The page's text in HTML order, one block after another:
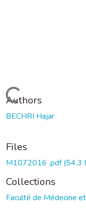
Loading...
Authors
BECHRI Hajar
Files
M1072016 .pdf(54.3
Collections
Faculté de Médecine